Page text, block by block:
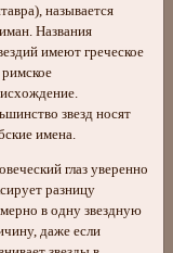
называется
Названия
имеют греческое
звезд носят
имена.
глаз уверенно
разницу
в одну звездную
даже если